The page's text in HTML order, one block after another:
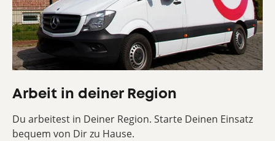
Arbeit in deiner Region
Du arbeitest in Deiner Region. Starte Deinen Einsatz
bequem von Dir zu Hause.